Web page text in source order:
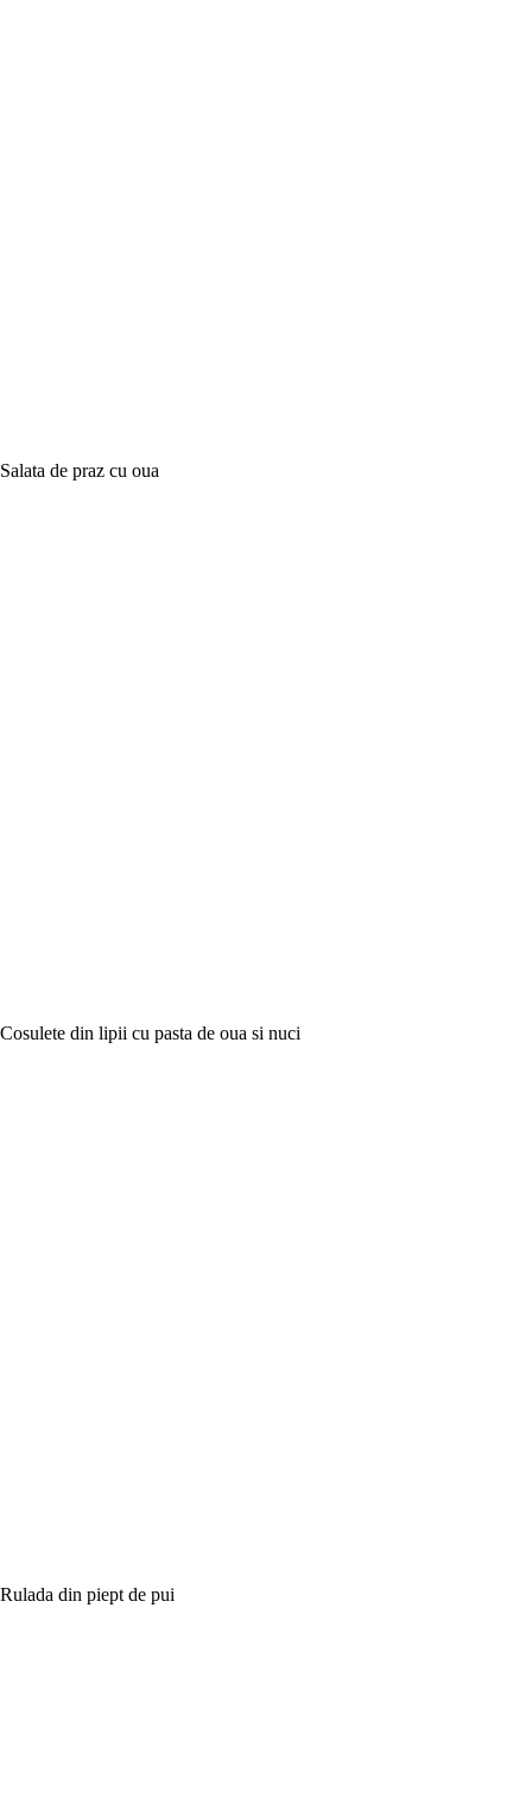
Salata de praz cu oua
Cosulete din lipii cu pasta de oua si nuci
Rulada din piept de pui